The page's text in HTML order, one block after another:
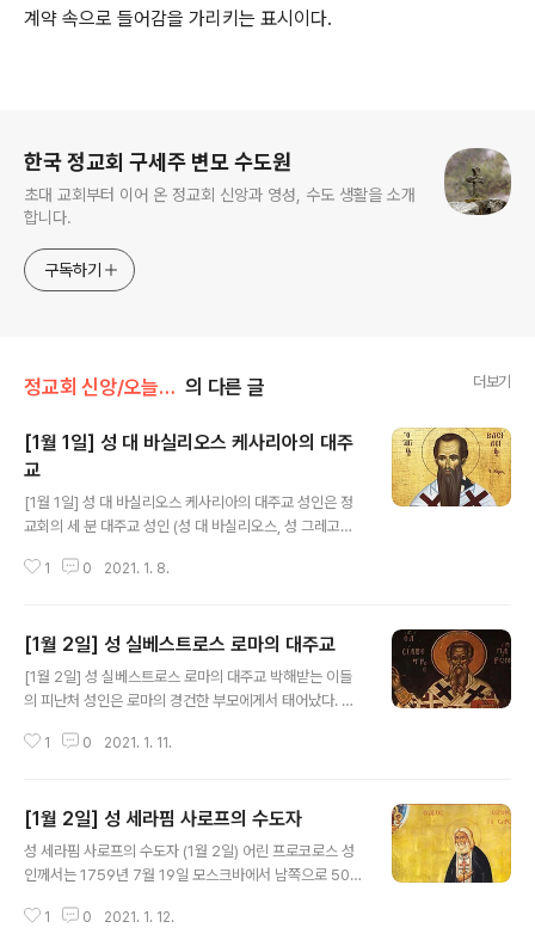
계약 속으로 들어감을 가리키는 표시이다.
한국 정교회 구세주 변모 수도원
초대 교회부터 이어 온 정교회 신앙과 영성, 수도 생활을 소개
합니다.
구독하기
정교회 신앙/오늘의 축일 의 다른 글 더보기
[1월 1일] 성 대 바실리오스 케사리아의 대주
교
[1월 1일] 성 대 바실리오스 케사리아의 대주교 성인은 정
교회의 세 분 대주교 성인 (성 대 바실리오스, 성 그레고리
이다. 약 330년경 지금의 터키 곧, 예전의 소아시아의 카
정은 부유했으며, 부모는 모두 열 명의 자녀를 두었다. 성인
은 케사리아의 가장 우수한 학교에서 공부한 뒤, 콘스탄티
노플과 아테네에서도 수학했다. 특히 당시의 아테네는 가
그곳에서 평생의 친구인 성 그레고리오스 신학자와 교분을
1 0 2021. 1. 8.
[1월 2일] 성 실베스트로스 로마의 대주교
[1월 2일] 성 실베스트로스 로마의 대주교 박해받는 이들
의 피난처 성인은 로마의 경건한 부모에게서 태어났다. 어
찾는 이들에게 용감히 은신처를 마련해 주곤 하였다. 성인
티아디스 대주교가 안식하시자(314년) 성인께서는 그 뒤
를 이어 로마의 대주교가 되셨다. 이후 성인께서는 양떼들
을 돌보는 사목과 교회의 가르침들을 지켜나가는 일에서
께서는 가난한 이들을 위해 언제나 식량을 준비해 두셨고,
1 0 2021. 1. 11.
[1월 2일] 성 세라핌 사로프의 수도자
성 세라핌 사로프의 수도자 (1월 2일) 어린 프로코로스 성
인께서는 1759년 7월 19일 모스크바에서 남쪽으로 500
어나셨다. 이 당시는 이른바 ‘계몽주의’(Enlightenment)
1 0 2021. 1. 12.